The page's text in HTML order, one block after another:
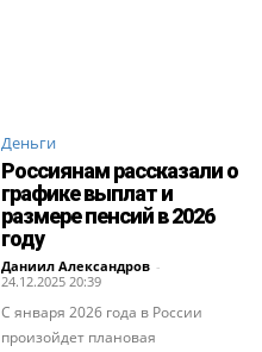
Деньги
Россиянам рассказали о
графике выплат и
размере пенсий в 2026
году
Даниил Александров -
24.12.2025 20:39
С января 2026 года в России
произойдет плановая